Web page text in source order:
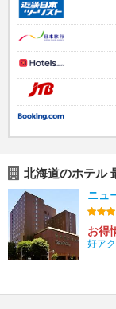
北海道のホテル
ニュ
お得
好ア